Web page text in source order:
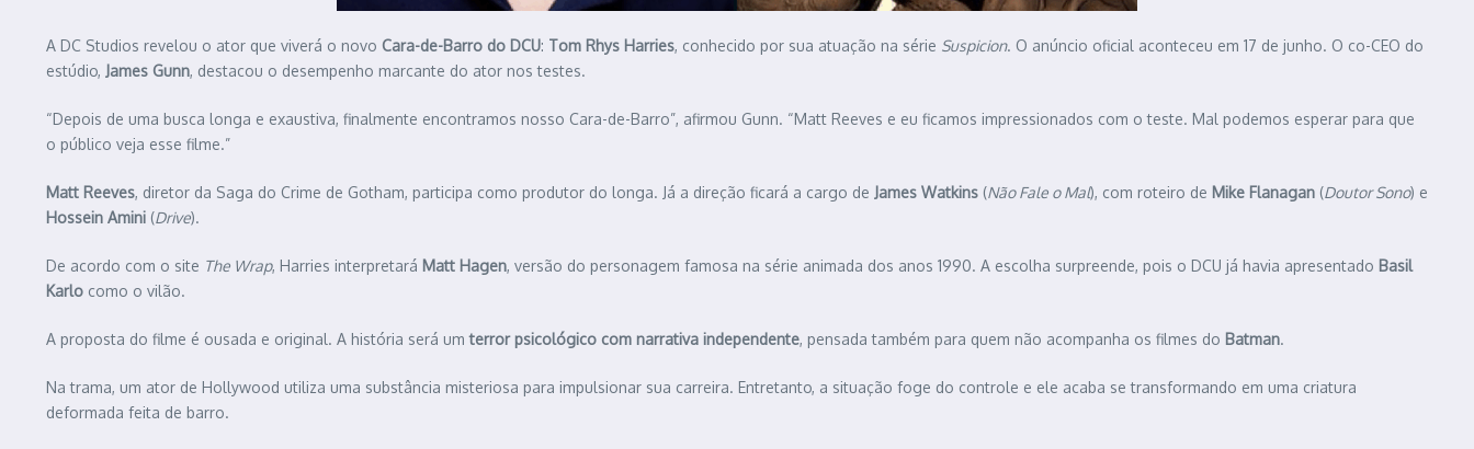
A DC Studios revelou o ator que viverá o novo Cara-de-Barro do DCU: Tom Rhys Harries, conhecido por sua atuação na série Suspicion. O anúncio oficial aconteceu em 17 de junho. O co-CEO do
estúdio, James Gunn, destacou o desempenho marcante do ator nos testes.
“Depois de uma busca longa e exaustiva, finalmente encontramos nosso Cara-de-Barro”, afirmou Gunn. “Matt Reeves e eu ficamos impressionados com o teste. Mal podemos esperar para que
o público veja esse filme.”
Matt Reeves, diretor da Saga do Crime de Gotham, participa como produtor do longa. Já a direção ficará a cargo de James Watkins (Não Fale o Mal), com roteiro de Mike Flanagan (Doutor Sono) e
Hossein Amini (Drive).
De acordo com o site The Wrap, Harries interpretará Matt Hagen, versão do personagem famosa na série animada dos anos 1990. A escolha surpreende, pois o DCU já havia apresentado Basil
Karlo como o vilão.
A proposta do filme é ousada e original. A história será umterror psicológico com narrativa independente, pensada também para quem não acompanha os filmes do Batman.
Na trama, um ator de Hollywood utiliza uma substância misteriosa para impulsionar sua carreira. Entretanto, a situação foge do controle e ele acaba se transformando em uma criatura
deformada feita de barro.